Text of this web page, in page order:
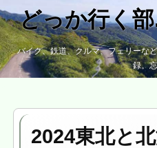
どっか行く
バイク、鉄道、クルマ、フェリーな
録。
2024東北と